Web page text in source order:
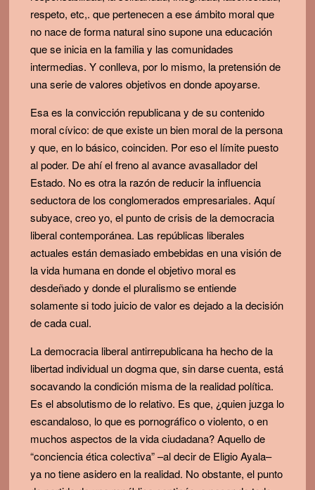
respeto, etc,. que pertenecen a ese ámbito moral que
no nace de forma natural sino supone una educación
que se inicia en la familia y las comunidades
intermedias. Y conlleva, por lo mismo, la pretensión de
una serie de valores objetivos en donde apoyarse.
Esa es la convicción republicana y de su contenido
moral cívico: de que existe un bien moral de la persona
y que, en lo básico, coinciden. Por eso el límite puesto
al poder. De ahí el freno al avance avasallador del
Estado. No es otra la razón de reducir la influencia
seductora de los conglomerados empresariales. Aquí
subyace, creo yo, el punto de crisis de la democracia
liberal contemporánea. Las repúblicas liberales
actuales están demasiado embebidas en una visión de
la vida humana en donde el objetivo moral es
desdeñado y donde el pluralismo se entiende
solamente si todo juicio de valor es dejado a la decisión
de cada cual.
La democracia liberal antirrepublicana ha hecho de la
libertad individual un dogma que, sin darse cuenta, está
socavando la condición misma de la realidad política.
Es el absolutismo de lo relativo. Es que, ¿quien juzga lo
escandaloso, lo que es pornográfico o violento, o en
muchos aspectos de la vida ciudadana? Aquello de
“conciencia ética colectiva” –al decir de Eligio Ayala–
ya no tiene asidero en la realidad. No obstante, el punto